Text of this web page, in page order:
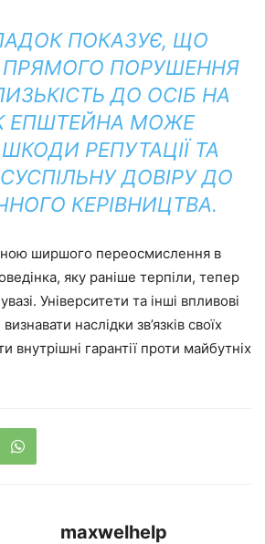
ПОКАЗУЄ, ЩО
ПРЯМОГО ПОРУШЕННЯ
ДО ОСІБ НА
ЕПШТЕЙНА МОЖЕ
РЕПУТАЦІЇ ТА
СУСПІЛЬНУ ДОВІРУ ДО
КЕРІВНИЦТВА.
ширшого переосмислення в
яку раніше терпіли, тепер
Університети та інші впливові
наслідки зв’язків своїх
внутрішні гарантії проти майбутніх
maxwelhelp